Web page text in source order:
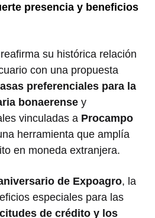
presencia y beneficios
reafirma su histórica relación
con una propuesta
preferenciales para la
bonaerense y
vinculadas a Procampo
herramienta que amplía
en moneda extranjera.
de Expoagro, la
especiales para las
de crédito y los